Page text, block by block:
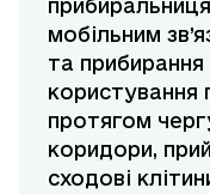
мобільним
та
користування
протягом
коридори,
сходові